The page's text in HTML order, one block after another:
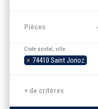
Estimer
Nos agences
Recherche par ville
Pièces
× 74410 Saint Jorioz
Code postal, ville
+ de critères